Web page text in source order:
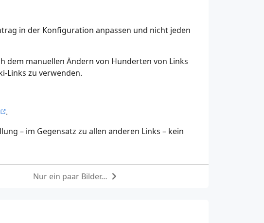
in der Konfiguration anpassen und nicht jeden
dem manuellen Ändern von Hunderten von Links
Links zu verwenden.
.
– im Gegensatz zu allen anderen Links – kein
Nur ein paar Bilder…